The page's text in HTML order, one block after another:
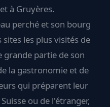
à Gruyères.
perché et son bourg
les plus visités de
grande partie de son
la gastronomie et de
qui préparent leur
ou de l'étranger,